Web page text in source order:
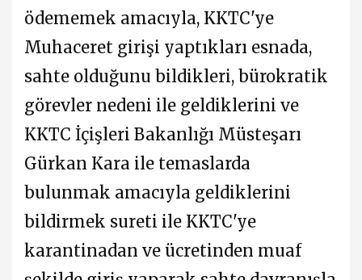
ödememek amacıyla, KKTC'ye
Muhaceret girişi yaptıkları esnada,
sahte olduğunu bildikleri, bürokratik
görevler nedeni ile geldiklerini ve
KKTC İçişleri Bakanlığı Müsteşarı
Gürkan Kara ile temaslarda
bulunmak amacıyla geldiklerini
bildirmek sureti ile KKTC'ye
karantinadan ve ücretinden muaf